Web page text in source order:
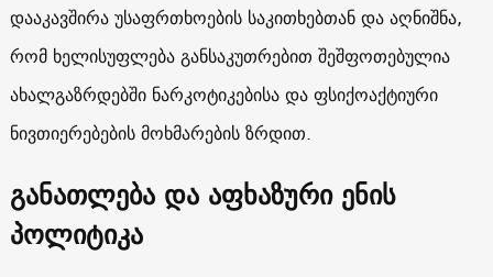
დააკავშირა უსაფრთხოების საკითხებთან და აღნიშნა,
რომ ხელისუფლება განსაკუთრებით შეშფოთებულია
ახალგაზრდებში ნარკოტიკებისა და ფსიქოაქტიური
ნივთიერებების მოხმარების ზრდით.
განათლება და აფხაზური ენის
პოლიტიკა